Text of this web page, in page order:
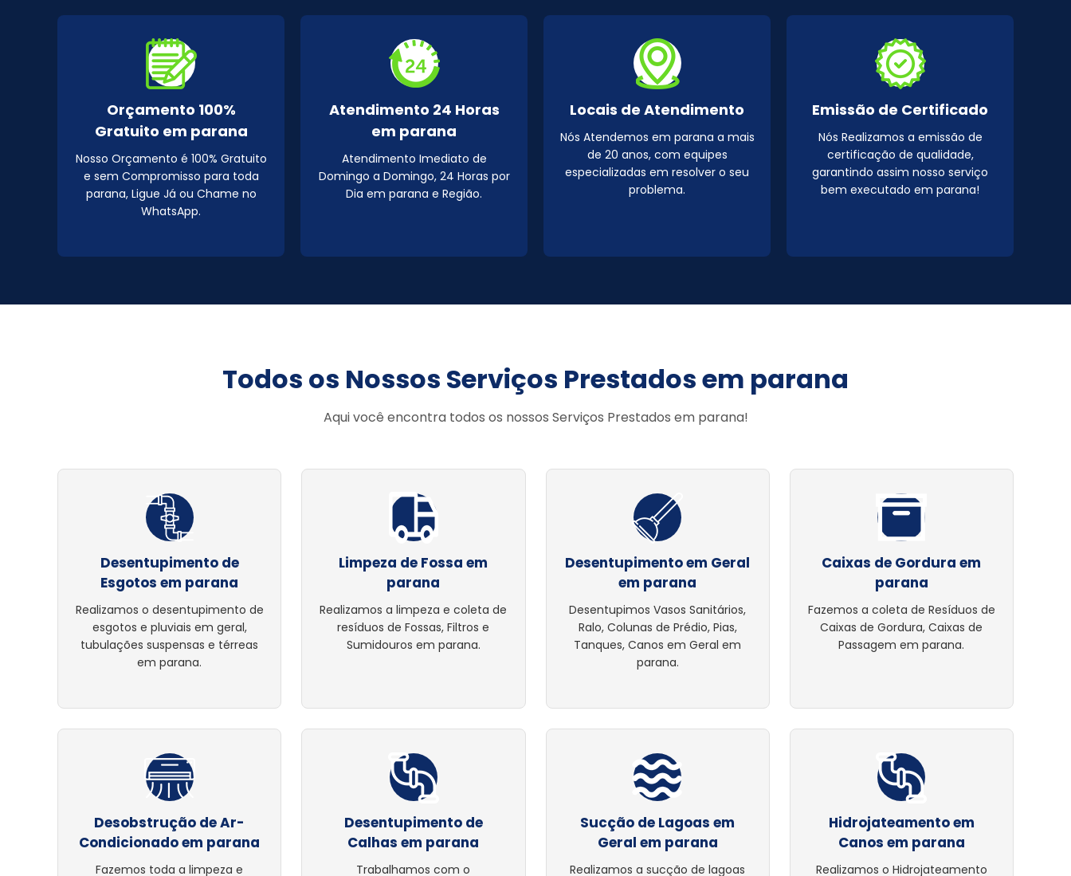
Orçamento 100%
Gratuito em parana
Nosso Orçamento é 100% Gratuito
e sem Compromisso para toda
parana, Ligue Já ou Chame no
WhatsApp.
Atendimento 24 Horas
em parana
Atendimento Imediato de
Domingo a Domingo, 24 Horas por
Dia em parana e Região.
Locais de Atendimento
Nós Atendemos em parana a mais
de 20 anos, com equipes
especializadas em resolver o seu
problema.
Emissão de Certificado
Nós Realizamos a emissão de
certificação de qualidade,
garantindo assim nosso serviço
bem executado em parana!
Todos os Nossos Serviços Prestados em parana
Aqui você encontra todos os nossos Serviços Prestados em parana!
Desentupimento de
Esgotos em parana
Realizamos o desentupimento de
esgotos e pluviais em geral,
tubulações suspensas e térreas
em parana.
Limpeza de Fossa em
parana
Realizamos a limpeza e coleta de
resíduos de Fossas, Filtros e
Sumidouros em parana.
Desentupimento em Geral
em parana
Desentupimos Vasos Sanitários,
Ralo, Colunas de Prédio, Pias,
Tanques, Canos em Geral em
parana.
Caixas de Gordura em
parana
Fazemos a coleta de Resíduos de
Caixas de Gordura, Caixas de
Passagem em parana.
Desobstrução de Ar-
Condicionado em parana
Fazemos toda a limpeza e
Desentupimento de
Calhas em parana
Trabalhamos com o
Sucção de Lagoas em
Geral em parana
Realizamos a sucção de lagoas
Hidrojateamento em
Canos em parana
Realizamos o Hidrojateamento